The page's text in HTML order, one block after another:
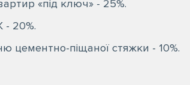
«під ключ» - 25%.
- 20%.
цементно-піщаної стяжки - 10%.